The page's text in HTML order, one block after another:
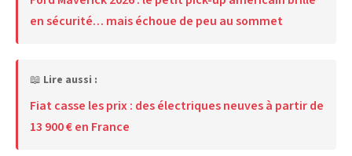
en sécurité… mais échoue de peu au sommet
📖 Lire aussi :
Fiat casse les prix : des électriques neuves à partir de
13 900 € en France